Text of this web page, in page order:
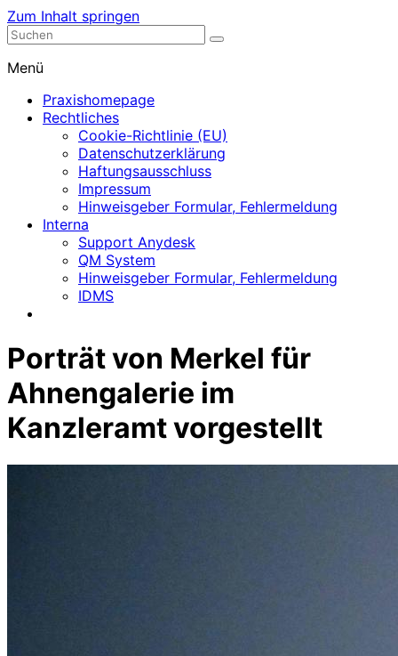
Zum Inhalt springen
Nephrologische Praxis mit Dialyse
Menü
Praxishomepage
Rechtliches
Cookie-Richtlinie (EU)
Datenschutzerklärung
Haftungsausschluss
Impressum
Hinweisgeber Formular, Fehlermeldung
Interna
Support Anydesk
QM System
Hinweisgeber Formular, Fehlermeldung
IDMS
Porträt von Merkel für
Ahnengalerie im
Kanzleramt vorgestellt